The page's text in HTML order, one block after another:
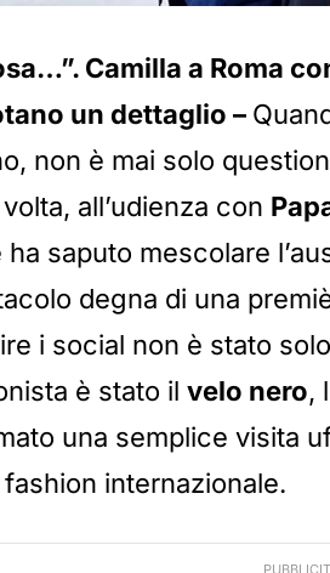
Camilla a Roma
un dettaglio –
non è mai solo
all’udienza con
ha saputo mescolare
degna di una
i social non è stato
è stato il velo nero,
una semplice visita
internazionale.